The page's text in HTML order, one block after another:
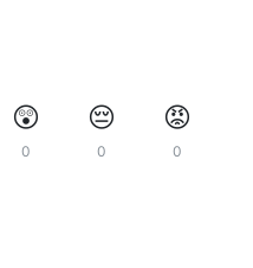
😲
0
😔
0
😡
0